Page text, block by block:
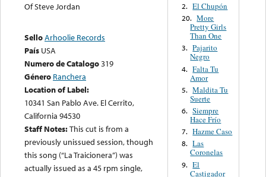
Of Steve Jordan
SelloArhoolie Records
País USA
Numero de Catalogo319
Género Ranchera
Location of Label:
10341 San Pablo Ave. El Cerrito,
California 94530
Staff Notes:This cut is from a
previously unissued session, though
this song (“La Traicionera”) was
actually issued as a 45 rpm single,
2. El Chupón
20. More
Pretty Girls
Than One
3. Pajarito
Negro
4. Falta Tu
Amor
5. Maldita Tu
Suerte
6. Siempre
Hace Frío
7. Hazme Caso
8. Las
Coronelas
9. El
Castigador